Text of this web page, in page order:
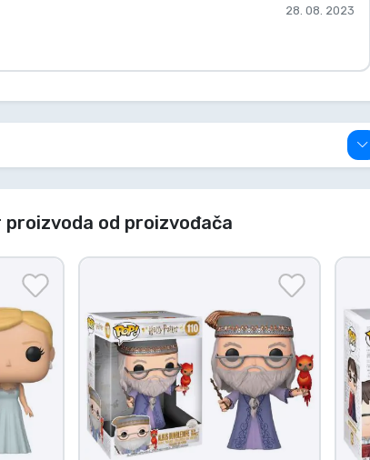
28. 08. 2023
od proizvođača